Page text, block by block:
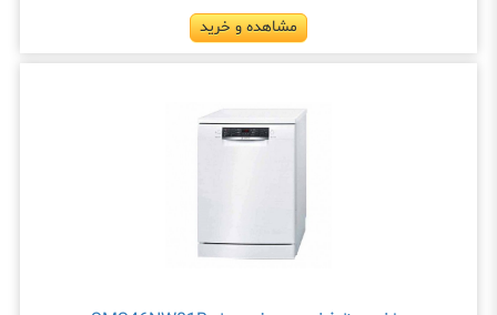
مشاهده و خرید